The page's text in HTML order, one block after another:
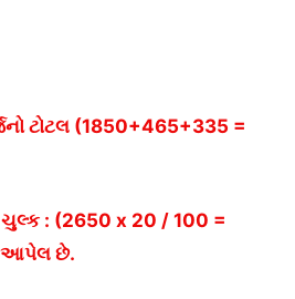
ટોટલ (1850+465+335 =
ચુલ્ક : (2650 x 20 / 100 =
આપેલ છે.